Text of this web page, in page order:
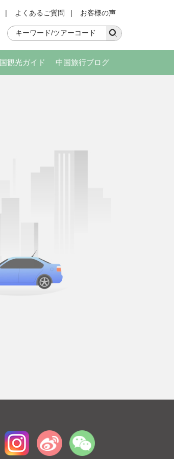
| よくあるご質問 | お客様の声
観光ガイド 中国旅行ブログ